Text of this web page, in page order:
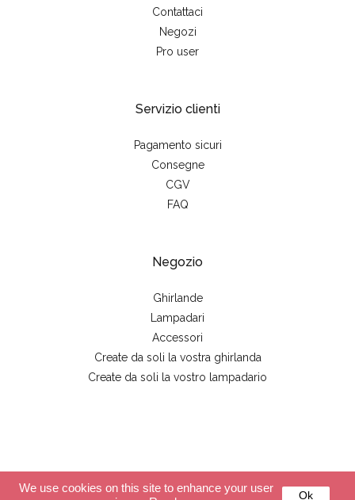
Contattaci
Negozi
Pro user
Servizio clienti
Pagamento sicuri
Consegne
CGV
FAQ
Negozio
Ghirlande
Lampadari
Accessori
Create da soli la vostra ghirlanda
Create da soli la vostro lampadario
We use cookies on this site to enhance your user
Ok
© 2026 - La case de cousin Paul